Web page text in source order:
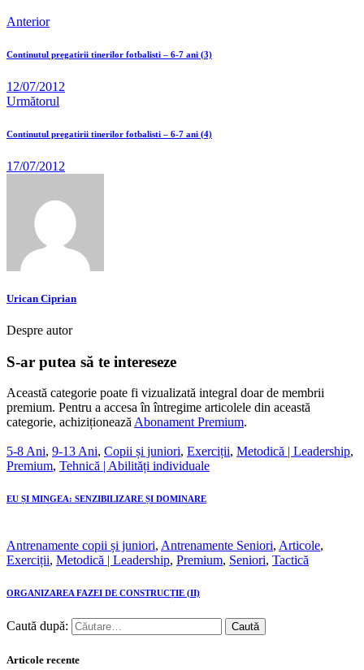
Anterior
Continutul pregatirii tinerilor fotbalisti – 6-7 ani (3)
12/07/2012
Următorul
Continutul pregatirii tinerilor fotbalisti – 6-7 ani (4)
17/07/2012
Urican Ciprian
Despre autor
S-ar putea să te intereseze
Această categorie poate fi vizualizată integral doar de membrii
premium. Pentru a accesa în întregime articolele din această
categorie, achiziționeazăAbonament Premium.
5-8 Ani, 9-13 Ani, Copii și juniori, Exerciții, Metodică | Leadership,
Premium, Tehnică | Abilități individuale
EU ȘI MINGEA: SENZIBILIZARE ȘI DOMINARE
Antrenamente copii și juniori, Antrenamente Seniori, Articole,
Exerciții, Metodică | Leadership, Premium, Seniori, Tactică
ORGANIZAREA FAZEI DE CONSTRUCȚIE (II)
Caută după:
Articole recente